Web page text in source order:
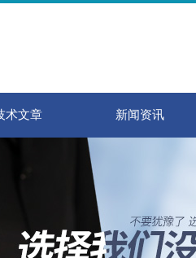
术文章 新闻资讯